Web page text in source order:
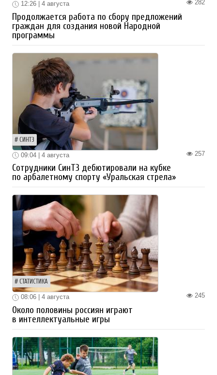
282
12:26 | 4 августа
Продолжается работа по сбору предложений
граждан для создания новой Народной
программы
СИНТЗ
257
09:04 | 4 августа
Сотрудники СинТЗ дебютировали на кубке
по арбалетному спорту «Уральская стрела»
СТАТИСТИКА
245
08:06 | 4 августа
Около половины россиян играют
в интеллектуальные игры